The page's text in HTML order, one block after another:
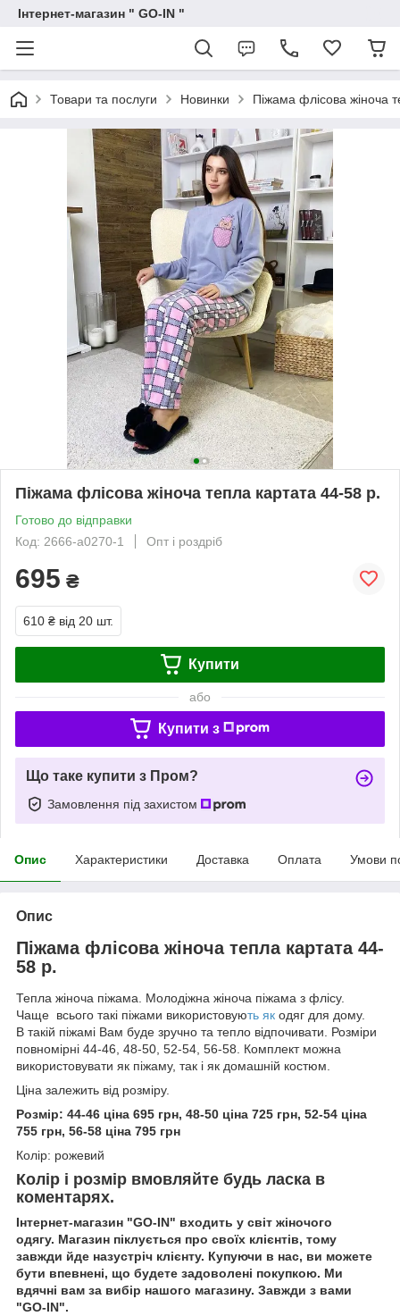
Інтернет-магазин " GO-IN "
Товари та послуги Новинки Піжама флісова жіноча
Піжама флісова жіноча тепла картата 44-58 р.
Готово до відправки
Код: 2666-а0270-1
Опт і роздріб
695 ₴
610 ₴ від 20 шт.
Купити
або
Купити з
Що таке купити з Пром?
Замовлення під захистом
Опис Характеристики Доставка Оплата Умови
Опис
Піжама флісова жіноча тепла картата 44-
58 р.
Тепла жіноча піжама. Молодіжна жіноча піжама з флісу.
Чаще всього такі піжами використовують як одяг для дому.
В такій піжамі Вам буде зручно та тепло відпочивати. Розміри
повномірні 44-46, 48-50, 52-54, 56-58. Комплект можна
використовувати як піжаму, так і як домашній костюм.
Ціна залежить від розміру.
Розмір: 44-46 ціна 695 грн, 48-50 ціна 725 грн, 52-54 ціна
755 грн, 56-58 ціна 795 грн
Колір: рожевий
Колір і розмір вмовляйте будь ласка в
коментарях.
Інтернет-магазин "GO-IN" входить у світ жіночого
одягу. Магазин піклується про своїх клієнтів, тому
завжди йде назустріч клієнту. Купуючи в нас, ви можете
бути впевнені, що будете задоволені покупкою. Ми
вдячні вам за вибір нашого магазину. Завжди з вами
"GO-IN".